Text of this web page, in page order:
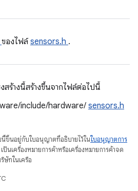
ของไฟล์sensors.h .
สร้างนี้สร้างขึ้นจากไฟล์ต่อไปนี้
include/hardware/ sensors.h
นี้ขึ้นอยู่กับใบอนุญาตที่อธิบายไว้ในใบอนุญาตการ
นเครื่องหมายการค้าหรือเครื่องหมายการค้าจด
ษัทในเครือ